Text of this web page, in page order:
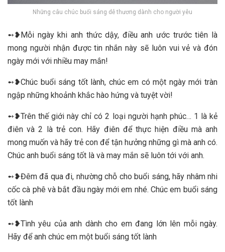
Những câu chúc buổi sáng dễ thương dành cho người yêu
➻❥Mỗi ngày khi anh thức dậy, điều anh ước trước tiên là
mong người nhận được tin nhắn này sẽ luôn vui vẻ và đón
ngày mới với nhiều may mắn!
➻❥Chúc buổi sáng tốt lành, chúc em có một ngày mới tràn
ngập những khoảnh khắc hào hứng và tuyệt vời!
➻❥Trên thế giới này chỉ có 2 loại người hạnh phúc… 1 là kẻ
điên và 2 là trẻ con. Hãy điên để thực hiện điều mà anh
mong muốn và hãy trẻ con để tận hưởng những gì mà anh có.
Chúc anh buổi sáng tốt là và may mắn sẽ luôn tới với anh.
➻❥Đêm đã qua đi, nhường chỗ cho buổi sáng, hãy nhâm nhi
cốc cà phê và bắt đầu ngày mới em nhé. Chúc em buổi sáng
tốt lành
➻❥Tình yêu của anh dành cho em đang lớn lên mỗi ngày.
Hãy để anh chúc em một buổi sáng tốt lành